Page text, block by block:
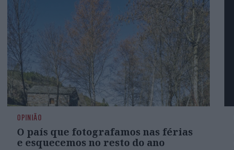
OPINIÃO
O país que fotografamos nas férias
e esquecemos no resto do ano